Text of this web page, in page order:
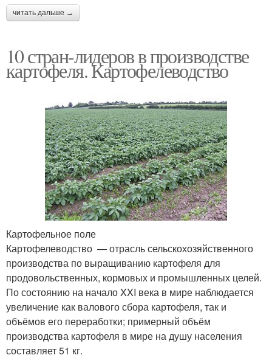
читать дальше →
10 стран-лидеров в производстве
картофеля. Картофелеводство
Картофельное поле
Картофелеводство — отрасль сельскохозяйственного
производства по выращиванию картофеля для
продовольственных, кормовых и промышленных целей.
По состоянию на начало XXI века в мире наблюдается
увеличение как валового сбора картофеля, так и
объёмов его переработки; примерный объём
производства картофеля в мире на душу населения
составляет 51 кг.